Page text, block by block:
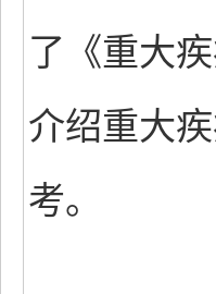
了《重大
介绍重大
考。